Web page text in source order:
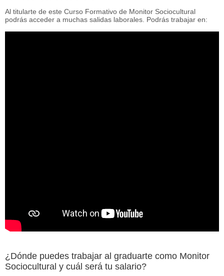
Al titularte de este Curso Formativo de Monitor Sociocultural
podrás acceder a muchas salidas laborales. Podrás trabajar en:
¿Dónde puedes trabajar al graduarte como Monitor
Sociocultural y cuál será tu salario?